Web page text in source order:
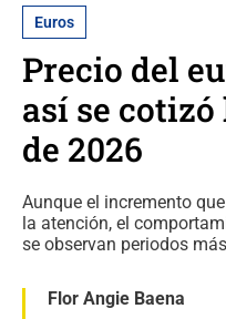
Euros
Precio del
así se
de 2026
Aunque el incremento
la atención, el
se observan periodos
Flor Angie Baena